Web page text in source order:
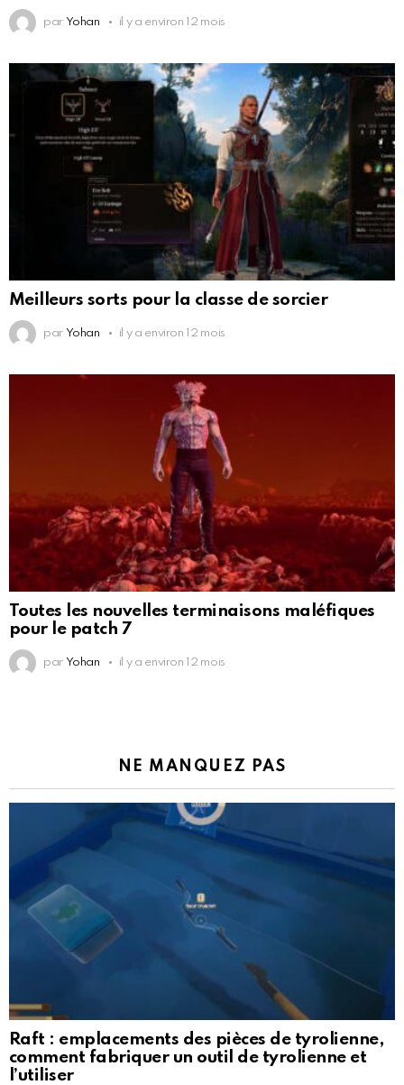
par Yohan il y a environ 12 mois
Meilleurs sorts pour la classe de sorcier
par Yohan il y a environ 12 mois
Toutes les nouvelles terminaisons maléfiques
pour le patch 7
par Yohan il y a environ 12 mois
NE MANQUEZ PAS
Raft : emplacements des pièces de tyrolienne,
comment fabriquer un outil de tyrolienne et
l’utiliser